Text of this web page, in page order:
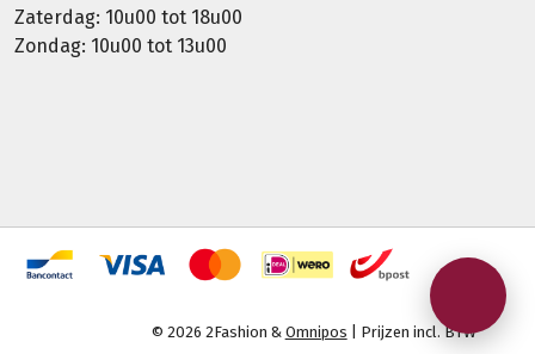
Zaterdag: 10u00 tot 18u00
Zondag: 10u00 tot 13u00
© 2026 2Fashion & Omnipos | Prijzen incl. BTW